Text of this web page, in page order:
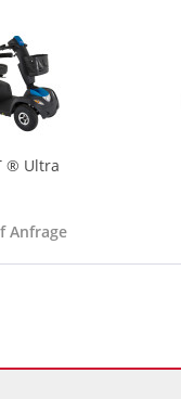
® Ultra
Anfrage